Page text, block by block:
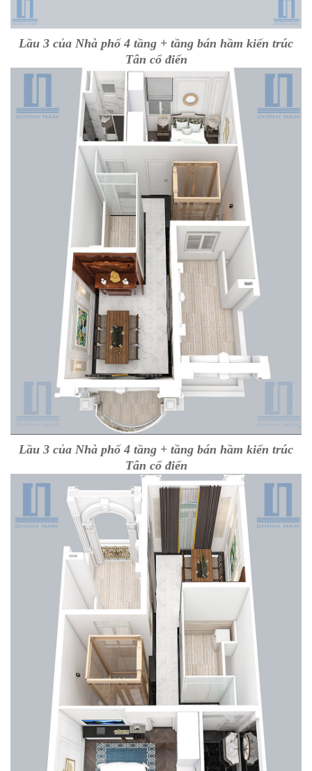
Lầu 3 của Nhà phố 4 tầng + tầng bán hầm kiến trúc
Tân cổ điển
Lầu 3 của Nhà phố 4 tầng + tầng bán hầm kiến trúc
Tân cổ điển